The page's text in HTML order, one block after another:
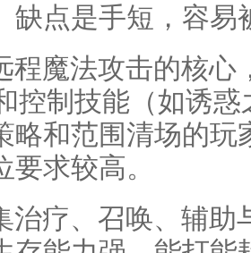
缺点是手短，容易
程魔法攻击的核心
控制技能（如诱
略和范围清场的玩
求较高。
治疗、召唤、辅助